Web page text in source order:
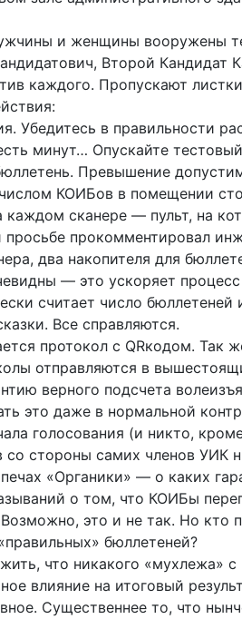
и женщины вооружены
Второй Кандидат
каждого. Пропускают
Убедитесь в правильности
минут… Опускайте
Превышение
КОИБов в помещении
каждом сканере — пульт, на
просьбе прокомментировал
два накопителя для
— это ускоряет
считает число
Все справляются.
протокол с QRкодом.
отправляются в
верного подсчета
это даже в нормальной
голосования (и никто,
со стороны самих членов УИК
«Органики» — о каких
о том, что КОИБы
Возможно, это и не так. Но
бюллетеней?
что никакого «мухлежа»
влияние на итоговый
Существеннее то, что